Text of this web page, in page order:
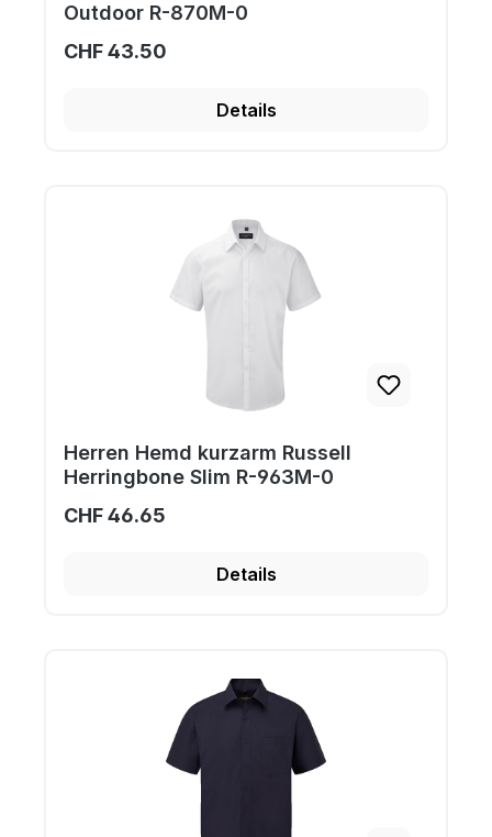
Outdoor R-870M-0
CHF 43.50
Details
Herren Hemd kurzarm Russell
Herringbone Slim R-963M-0
CHF 46.65
Details